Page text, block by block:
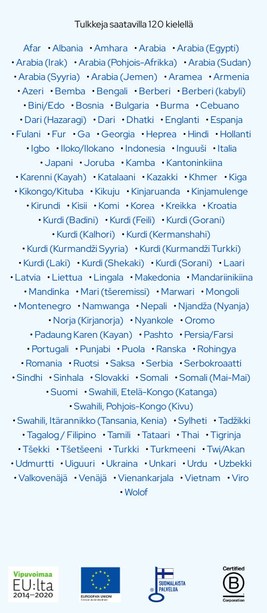
Tulkkeja saatavilla 120 kielellä
Afar •Albania •Amhara •Arabia •Arabia (Egypti)
•Arabia (Irak) •Arabia (Pohjois-Afrikka) •Arabia (Sudan)
•Arabia (Syyria) •Arabia (Jemen) •Aramea •Armenia
•Azeri •Bemba •Bengali •Berberi •Berberi (kabyli)
•Bini/Edo •Bosnia •Bulgaria •Burma •Cebuano
•Dari (Hazaragi) •Dari •Dhatki •Englanti •Espanja
•Fulani •Fur •Ga •Georgia •Heprea •Hindi •Hollanti
•Igbo •Iloko/Ilokano •Indonesia •Inguuši •Italia
•Japani •Joruba •Kamba •Kantoninkiina
•Karenni (Kayah) •Katalaani •Kazakki •Khmer •Kiga
•Kikongo/Kituba •Kikuju •Kinjaruanda •Kinjamulenge
•Kirundi •Kisii •Komi •Korea •Kreikka •Kroatia
•Kurdi (Badini) •Kurdi (Feili) •Kurdi (Gorani)
•Kurdi (Kalhori) •Kurdi (Kermanshahi)
•Kurdi (Kurmandži Syyria) •Kurdi (Kurmandži Turkki)
•Kurdi (Laki) •Kurdi (Shekaki) •Kurdi (Sorani) •Laari
•Latvia •Liettua •Lingala •Makedonia •Mandariinikiina
•Mandinka •Mari (tšeremissi) •Marwari •Mongoli
•Montenegro •Namwanga •Nepali •Njandža (Nyanja)
•Norja (Kirjanorja) •Nyankole •Oromo
•Padaung Karen (Kayan) •Pashto •Persia/Farsi
•Portugali •Punjabi •Puola •Ranska •Rohingya
•Romania •Ruotsi •Saksa •Serbia •Serbokroaatti
•Sindhi •Sinhala •Slovakki •Somali •Somali (Mai-Mai)
•Suomi •Swahili, Etelä-Kongo (Katanga)
•Swahili, Pohjois-Kongo (Kivu)
•Swahili, Itärannikko (Tansania, Kenia) •Sylheti •Tadžikki
•Tagalog / Filipino •Tamili •Tataari •Thai •Tigrinja
•Tšekki •Tšetšeeni •Turkki •Turkmeeni •Twi/Akan
•Udmurtti •Uiguuri •Ukraina •Unkari •Urdu •Uzbekki
•Valkovenäjä •Venäjä •Vienankarjala •Vietnam •Viro
•Wolof